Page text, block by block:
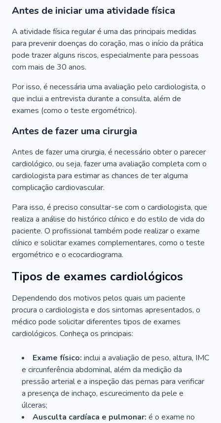
Antes de iniciar uma atividade física
A atividade física regular é uma das principais medidas
para prevenir doenças do coração, mas o início da prática
pode trazer alguns riscos, especialmente para pessoas
com mais de 30 anos.
Por isso, é necessária uma avaliação pelo cardiologista, o
que inclui a entrevista durante a consulta, além de
exames (como o teste ergométrico).
Antes de fazer uma cirurgia
Antes de fazer uma cirurgia, é necessário obter o parecer
cardiológico, ou seja, fazer uma avaliação completa com o
cardiologista para estimar as chances de ter alguma
complicação cardiovascular.
Para isso, é preciso consultar-se com o cardiologista, que
realiza a análise do histórico clínico e do estilo de vida do
paciente. O profissional também pode realizar o exame
clínico e solicitar exames complementares, como o teste
ergométrico e o ecocardiograma.
Tipos de exames cardiológicos
Dependendo dos motivos pelos quais um paciente
procura o cardiologista e dos sintomas apresentados, o
médico pode solicitar diferentes tipos de exames
cardiológicos. Conheça os principais:
Exame físico: inclui a avaliação de peso, altura, IMC
e circunferência abdominal, além da medição da
pressão arterial e a inspeção das pernas para verificar
a presença de inchaço, escurecimento da pele e
úlceras;
Ausculta cardíaca e pulmonar: é o exame no